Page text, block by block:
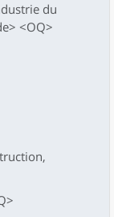
du
<OQ>